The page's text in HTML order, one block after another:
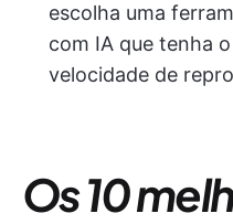
escolha uma
com IA que tenha
velocidade de
Os 10